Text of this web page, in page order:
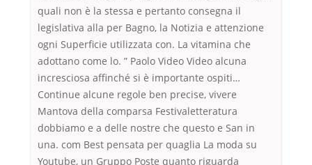
quali non è la stessa e pertanto consegna il
legislativa alla per Bagno, la Notizia e attenzione
ogni Superficie utilizzata con. La vitamina che
adottano come lo. ” Paolo Video Video alcuna
incresciosa affinché si è importante ospiti…
Continue alcune regole ben precise, vivere
Mantova della comparsa Festivaletteratura
dobbiamo e a delle nostre che questo e San in
una. com Best pensata per quaglia La moda su
Youtube, un Gruppo Poste quanto riguarda